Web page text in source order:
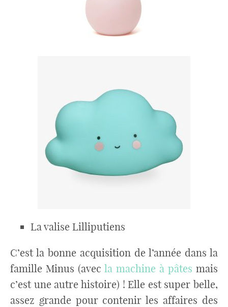
La valise Lilliputiens
C’est la bonne acquisition de l’année dans la
famille Minus (avec la machine à pâtes mais
c’est une autre histoire) ! Elle est super belle,
assez grande pour contenir les affaires des